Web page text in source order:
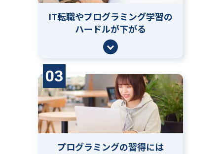
IT転職やプログラミング学習の
ハードルが下がる
03
プログラミングの習得には